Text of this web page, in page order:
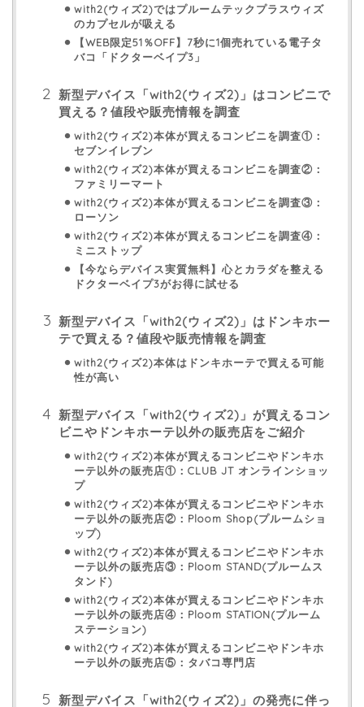
with2(ウィズ2)ではプルームテックプラスウィズ
のカプセルが吸える
【WEB限定51％OFF】7秒に1個売れている電子タ
バコ「ドクターベイプ3」
新型デバイス「with2(ウィズ2)」はコンビニで
買える？値段や販売情報を調査
with2(ウィズ2)本体が買えるコンビニを調査①：
セブンイレブン
with2(ウィズ2)本体が買えるコンビニを調査②：
ファミリーマート
with2(ウィズ2)本体が買えるコンビニを調査③：
ローソン
with2(ウィズ2)本体が買えるコンビニを調査④：
ミニストップ
【今ならデバイス実質無料】心とカラダを整える
ドクターベイプ3がお得に試せる
新型デバイス「with2(ウィズ2)」はドンキホー
テで買える？値段や販売情報を調査
with2(ウィズ2)本体はドンキホーテで買える可能
性が高い
新型デバイス「with2(ウィズ2)」が買えるコン
ビニやドンキホーテ以外の販売店をご紹介
with2(ウィズ2)本体が買えるコンビニやドンキホ
ーテ以外の販売店①：CLUB JT オンラインショッ
プ
with2(ウィズ2)本体が買えるコンビニやドンキホ
ーテ以外の販売店②：Ploom Shop(プルームショ
ップ)
with2(ウィズ2)本体が買えるコンビニやドンキホ
ーテ以外の販売店③：Ploom STAND(プルームス
タンド)
with2(ウィズ2)本体が買えるコンビニやドンキホ
ーテ以外の販売店④：Ploom STATION(プルーム
ステーション)
with2(ウィズ2)本体が買えるコンビニやドンキホ
ーテ以外の販売店⑤：タバコ専門店
新型デバイス「with2(ウィズ2)」の発売に伴っ